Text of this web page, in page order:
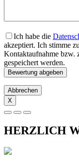
Ich habe die
akzeptiert. Ich stimme
Kontaktaufnahme bzw.
gespeichert werden.
Abbrechen
X
HERZLICH